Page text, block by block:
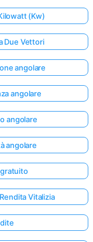
(Kw)
Due Vettori
angolare
angolare
angolare
angolare
Vitalizia